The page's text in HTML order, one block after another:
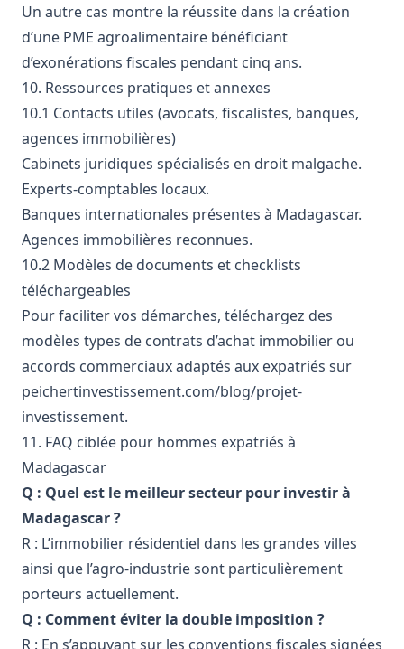
Un autre cas montre la réussite dans la création
d’une PME agroalimentaire bénéficiant
d’exonérations fiscales pendant cinq ans.
10. Ressources pratiques et annexes
10.1 Contacts utiles (avocats, fiscalistes, banques,
agences immobilières)
Cabinets juridiques spécialisés en droit malgache.
Experts-comptables locaux.
Banques internationales présentes à Madagascar.
Agences immobilières reconnues.
10.2 Modèles de documents et checklists
téléchargeables
Pour faciliter vos démarches, téléchargez des
modèles types de contrats d’achat immobilier ou
accords commerciaux adaptés aux expatriés sur
peichertinvestissement.com/blog/projet-
investissement.
11. FAQ ciblée pour hommes expatriés à
Madagascar
Q : Quel est le meilleur secteur pour investir à
Madagascar ?
R : L’immobilier résidentiel dans les grandes villes
ainsi que l’agro-industrie sont particulièrement
porteurs actuellement.
Q : Comment éviter la double imposition ?
R : En s’appuyant sur les conventions fiscales signées